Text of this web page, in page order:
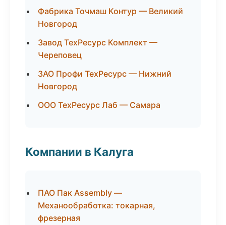
Фабрика Точмаш Контур — Великий
Новгород
Завод ТехРесурс Комплект —
Череповец
ЗАО Профи ТехРесурс — Нижний
Новгород
ООО ТехРесурс Лаб — Самара
Компании в Калуга
ПАО Пак Assembly —
Механообработка: токарная,
фрезерная